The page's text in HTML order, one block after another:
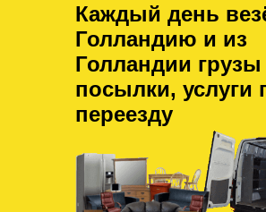
Каждый день
Голландию и из
Голландии грузы
посылки, услуги
переезду